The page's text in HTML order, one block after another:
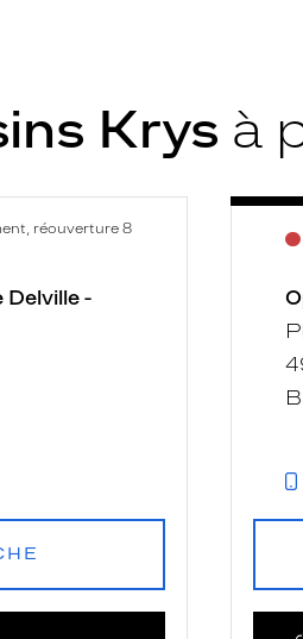
Krys à
réouverture 8
Delville -
Voir